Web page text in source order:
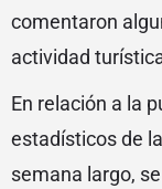
comentaron
actividad
En relación a la
estadísticos de
semana largo,